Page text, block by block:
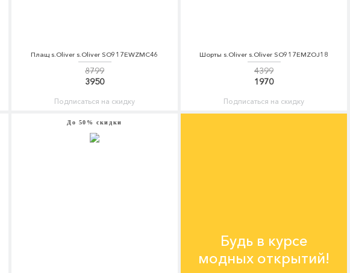
Плащ s.Oliver s.Oliver SO917EWZMC46
8799
3950
Подписаться на скидку
Шорты s.Oliver s.Oliver SO917EMZOJ18
4399
1970
Подписаться на скидку
До 50% скидки
Будь в курсе
модных открытий!